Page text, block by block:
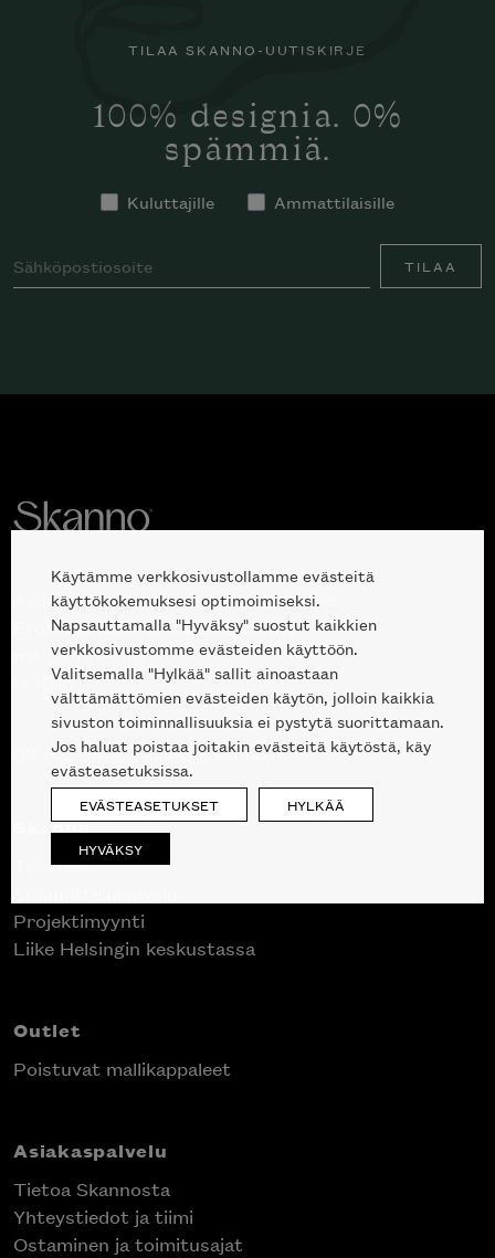
TILAA SKANNO-UUTISKIRJE
100% designia. 0%
spämmiä.
Kuluttajille Ammattilaisille
TILAA
Avoinna kuluttajille ja ammattilaisille:
Erottajankatu 2, 00120 Helsinki
ma-pe 10 — 18
la 10-17
09 612 9440 |sales@skanno.fi
Skanno
Tuotteet
Projektimyynti
Liike Helsingin keskustassa
Outlet
Poistuvat mallikappaleet
Asiakaspalvelu
Tietoa Skannosta
Yhteystiedot ja tiimi
Ostaminen ja toimitusajat
Käytämme verkkosivustollamme evästeitä
käyttökokemuksesi optimoimiseksi.
Napsauttamalla "Hyväksy" suostut kaikkien
verkkosivustomme evästeiden käyttöön.
Valitsemalla "Hylkää" sallit ainoastaan
välttämättömien evästeiden käytön, jolloin kaikkia
sivuston toiminnallisuuksia ei pystytä suorittamaan.
Jos haluat poistaa joitakin evästeitä käytöstä, käy
evästeasetuksissa.
EVÄSTEASETUKSET HYLKÄÄ
HYVÄKSY